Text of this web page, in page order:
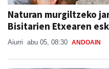
Naturan murgiltzeko
Bisitarien Etxearen
Aiurri abu 05, 08:30 ANDOAIN